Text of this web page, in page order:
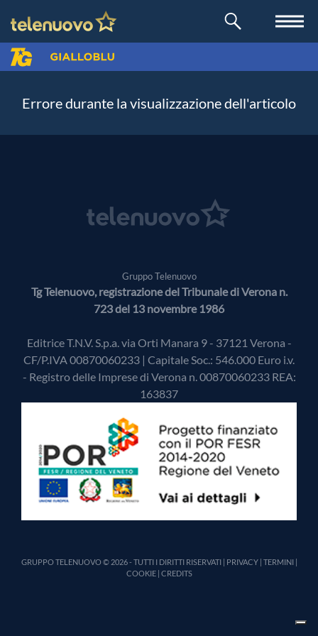
Errore durante la visualizzazione dell'articolo
Gruppo Telenuovo
Tg Telenuovo, registrazione del Tribunale di Verona n.
723 del 13 novembre 1986
Editrice T.N.V. S.p.a. via Orti Manara 9 - 37121 Verona -
CF/P.IVA 00870060233 | Capitale Soc.: 546.000 Euro i.v.
- Registro delle Imprese di Verona n. 00870060233 REA:
163837
GRUPPO TELENUOVO © 2026 - TUTTI I DIRITTI RISERVATI | PRIVACY| TERMINI|
COOKIE| CREDITS